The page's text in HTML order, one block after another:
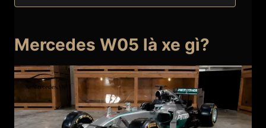
Mercedes W05 là xe gì?